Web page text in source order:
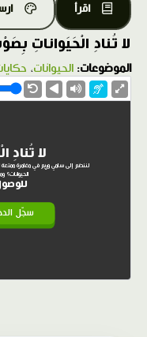
اقرأ
لا تُنادِ الْحَيَواناتِ
الموضوعات: الحيوانات،
لا تُنادِ
لننضم إلى سامي وريم في مغامرة
الحيوانات؟
سجّل